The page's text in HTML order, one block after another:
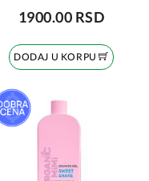
1900.00 RSD
DODAJ U KORPU